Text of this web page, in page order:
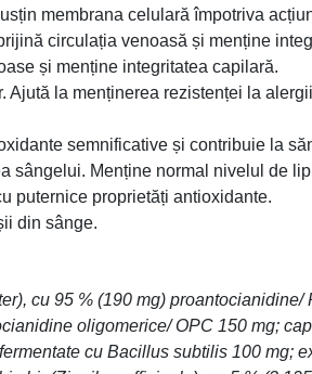
membrana celulară împotriva
circulația venoasă și menține
și menține integritatea capilară.
la menținerea rezistenței la
semnificative și contribuie la
sângelui. Menține normal nivelul de
puternice proprietăți antioxidante.
din sânge.
cu 95 % (190 mg)
oligomerice/ OPC 150 mg;
cu Bacillus subtilis 100 mg;